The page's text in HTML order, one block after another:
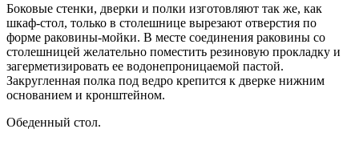
Боковые стенки, дверки и полки изготовляют так же, как
шкаф-стол, только в столешнице вырезают отверстия по
форме раковины-мойки. В месте соединения раковины со
столешницей желательно поместить резиновую прокладку и
загерметизировать ее водонепроницаемой пастой.
Закругленная полка под ведро крепится к дверке нижним
основанием и кронштейном.
Обеденный стол.